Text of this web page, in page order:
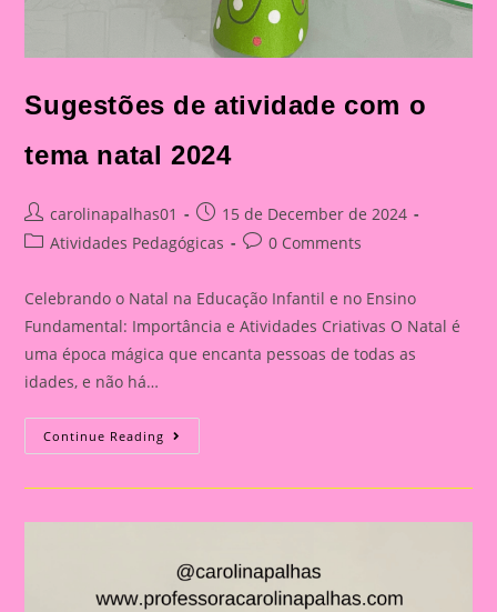
Sugestões de atividade com o
tema natal 2024
Post
author:
carolinapalhas01
Post
published:
15 de December de 2024
PostAtividades Pedagógicas
Post0 Comments
Celebrando o Natal na Educação Infantil e no Ensino
Fundamental: Importância e Atividades Criativas O Natal é
uma época mágica que encanta pessoas de todas as
idades, e não há…
Continue Reading Sugestões
De
Com
Natal